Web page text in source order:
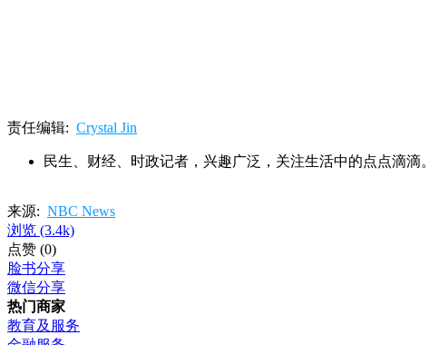
责任编辑: Crystal Jin
民生、财经、时政记者，兴趣广泛，关注生活中的点点滴滴。
来源: NBC News
浏览 (3.4k)
点赞 (0)
脸书分享
微信分享
热门商家
教育及服务